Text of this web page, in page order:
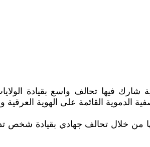
فيها تحالف واسع بقيادة
الدموية القائمة على الهوية العرقية
من خلال تحالف جهادي بقيادة شخص